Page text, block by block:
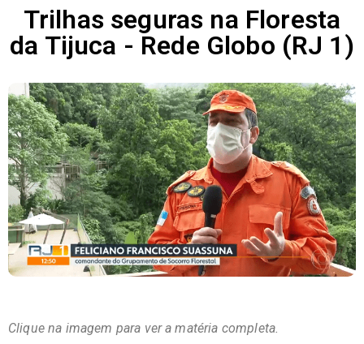
Trilhas seguras na Floresta
da Tijuca - Rede Globo (RJ 1)
Clique na imagem para ver a matéria completa.